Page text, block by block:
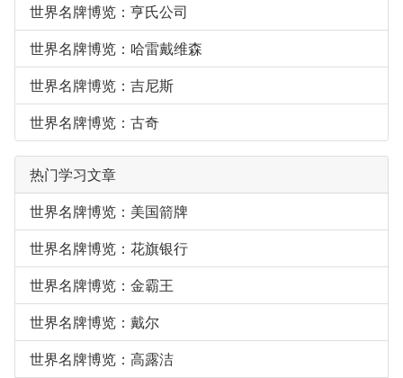
世界名牌博览：亨氏公司
世界名牌博览：哈雷戴维森
世界名牌博览：吉尼斯
世界名牌博览：古奇
热门学习文章
世界名牌博览：美国箭牌
世界名牌博览：花旗银行
世界名牌博览：金霸王
世界名牌博览：戴尔
世界名牌博览：高露洁